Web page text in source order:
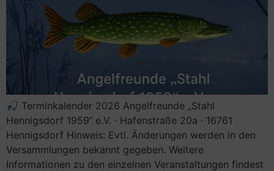
🎣 Terminkalender 2026 Angelfreunde „Stahl
Hennigsdorf 1959“ e.V. · Hafenstraße 20a · 16761
Hennigsdorf Hinweis: Evtl. Änderungen werden in den
Versammlungen bekannt gegeben. Weitere
Informationen zu den einzelnen Veranstaltungen findest